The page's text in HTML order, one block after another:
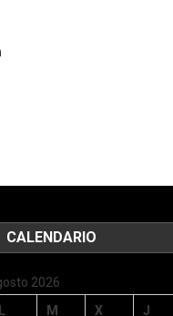
CALENDARIO
2026
L
M X J